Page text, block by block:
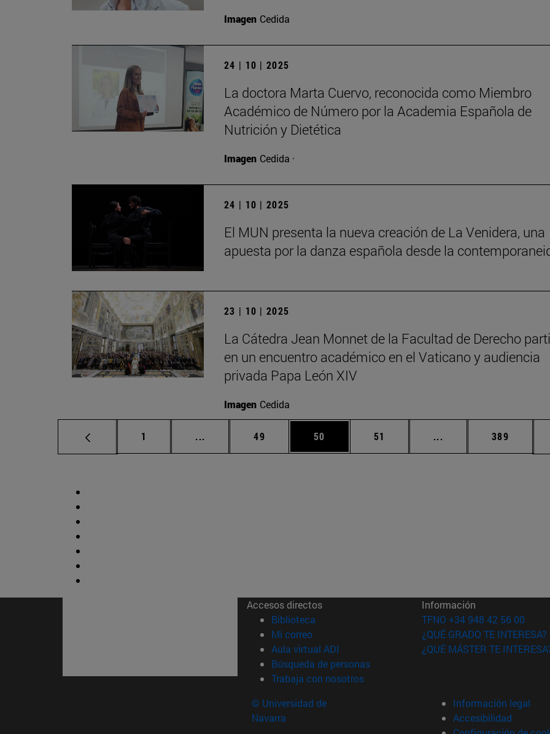
Imagen Cedida
24 | 10 | 2025
La doctora Marta Cuervo, reconocida como Miembro
Académico de Número por la Academia Española de
Nutrición y Dietética
Imagen Cedida ·
24 | 10 | 2025
El MUN presenta la nueva creación de La Venidera, una
apuesta por la danza española desde la
23 | 10 | 2025
La Cátedra Jean Monnet de la Facultad de Derecho
en un encuentro académico en el Vaticano y audiencia
privada Papa León XIV
Imagen Cedida
Página
1 ... Páginas intermedias Use TAB para desplazarse.
Página
49 Página
50 Página
51 ... Páginas intermedias
Página
389
Accesos directos
Biblioteca (abre en nueva ventana)
Mi correo(abre en nueva ventana)
Aula virtual ADI (abre en nueva ventana)
Búsqueda de personas(abre en nueva ventana)
Trabaja con nosotros(abre en nueva ventana)
Información
TFNO +34 948 42 56 00
¿QUÉ GRADO TE INTERESA?
¿QUÉ MÁSTER TE
© Universidad de
Navarra
Información legal
Accesibilidad